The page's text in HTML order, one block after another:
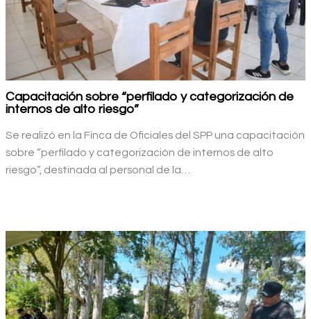
Capacitación sobre “perfilado y categorización de
internos de alto riesgo”
Se realizó en la Finca de Oficiales del SPP una capacitación
sobre “perfilado y categorización de internos de alto
riesgo”, destinada al personal de la…